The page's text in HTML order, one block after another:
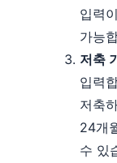
입력
가능
저축
입력
저축
24개
수 있